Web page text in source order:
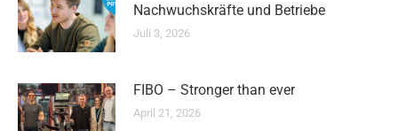
Nachwuchskräfte und Betriebe
Juli 3, 2026
FIBO – Stronger than ever
April 21, 2026